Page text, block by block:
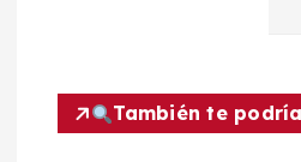
ó
También te